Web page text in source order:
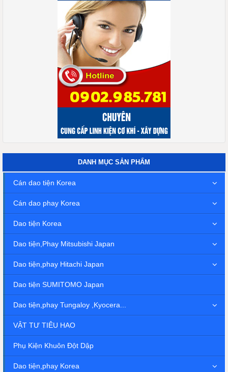
DANH MỤC SẢN PHẨM
Cán dao tiện Korea
Cán dao phay Korea
Dao tiện Korea
Dao tiện,Phay Mitsubishi Japan
Dao tiện,phay Hitachi Japan
Dao tiện SUMITOMO Japan
Dao tiện,phay Tungaloy ,Kyocera...
VẬT TƯ TIÊU HAO
Phụ Kiện Khuôn Đột Dập
Dao tiện,phay Korea